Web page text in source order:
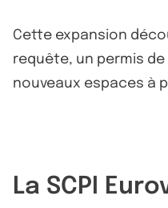
Cette expansion
requête, un permis
nouveaux espaces à
La SCPI